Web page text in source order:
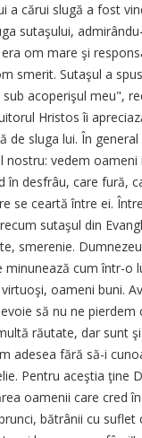
a cărui slugă a fost
sutaşului,
om mare şi
smerit. Sutaşul a
acoperişul meu",
Hristos îi
de sluga lui. În
nostru: vedem oameni
în desfrâu, care fură,
se ceartă între ei.
sutaşul din
smerenie.
minunează cum într-o
oameni buni.
să nu ne pierdem
răutate, dar sunt
adesea fără să-i
Pentru aceştia ţine
oamenii care cred
bătrânii cu suflet